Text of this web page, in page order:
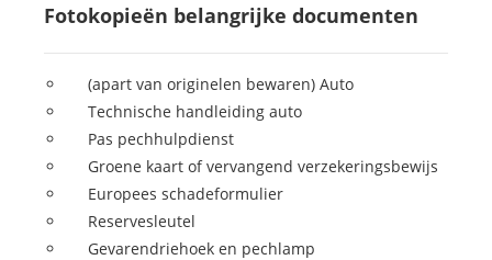
Fotokopieën belangrijke documenten
(apart van originelen bewaren) Auto
Technische handleiding auto
Pas pechhulpdienst
Groene kaart of vervangend verzekeringsbewijs
Europees schadeformulier
Reservesleutel
Gevarendriehoek en pechlamp